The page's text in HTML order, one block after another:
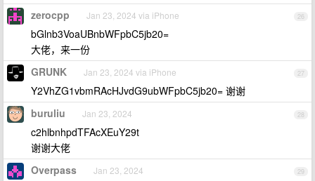
26
zerocpp Jan 23, 2024 via iPhone
bGlnb3VoaUBnbWFpbC5jb20=
大佬，来一份
27
GRUNK Jan 23, 2024 via iPhone
Y2VhZG1vbmRAcHJvdG9ubWFpbC5jb20= 谢谢
28
buruliu Jan 23, 2024
c2hlbnhpdTFAcXEuY29t
谢谢大佬
29
Overpass Jan 23, 2024